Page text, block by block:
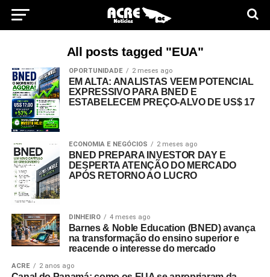
All posts tagged "EUA"
OPORTUNIDADE 2 meses ago
EM ALTA: ANALISTAS VEEM POTENCIAL
EXPRESSIVO PARA BNED E
ESTABELECEM PREÇO-ALVO DE US$ 17
ECONOMIA E NEGÓCIOS 2 meses ago
BNED PREPARA INVESTOR DAY E
DESPERTA ATENÇÃO DO MERCADO
APÓS RETORNO AO LUCRO
DINHEIRO 4 meses ago
Barnes & Noble Education (BNED) avança
na transformação do ensino superior e
reacende o interesse do mercado
ACRE 2 anos ago